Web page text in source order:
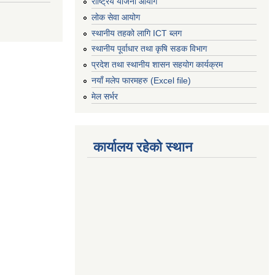
लोक सेवा आयोग
स्थानीय तहको लागि ICT ब्लग
स्थानीय पूर्वाधार तथा कृषि सडक विभाग
प्रदेश तथा स्थानीय शासन सहयोग कार्यक्रम
नयाँ मलेप फारमहरु (Excel file)
मेल सर्भर
कार्यालय रहेको स्थान